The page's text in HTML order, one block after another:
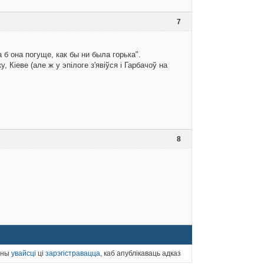
7
она погуще, как бы ни была горька".
(але ж у эпілоге з'явіўся і Гарбачоў на
8
увайсці ці зарэгістравацца, каб апублікаваць адказ